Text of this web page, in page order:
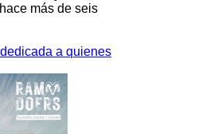
más de seis
a quienes